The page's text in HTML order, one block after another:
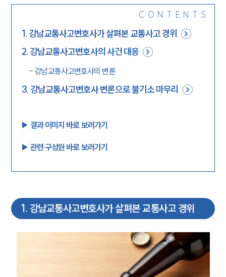
CONTENTS
1. 강남교통사고변호사가 살펴본 교통사고 경위
2. 강남교통사고변호사의 사건 대응
- 강남교통사고변호사의 변론
3. 강남교통사고변호사 변론으로 불기소 마무리
▶︎ 결과 이미지 바로 보러가기
▶︎ 관련 구성원 바로 보러가기
1. 강남교통사고변호사가 살펴본 교통사고 경위